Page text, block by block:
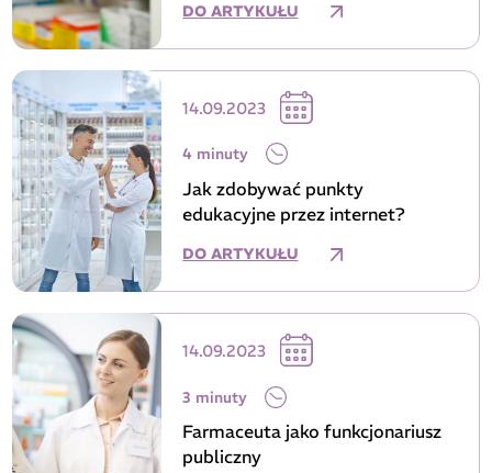
DO ARTYKUŁU
14.09.2023
4 minuty
Jak zdobywać punkty
edukacyjne przez internet?
DO ARTYKUŁU
14.09.2023
3 minuty
Farmaceuta jako funkcjonariusz
publiczny